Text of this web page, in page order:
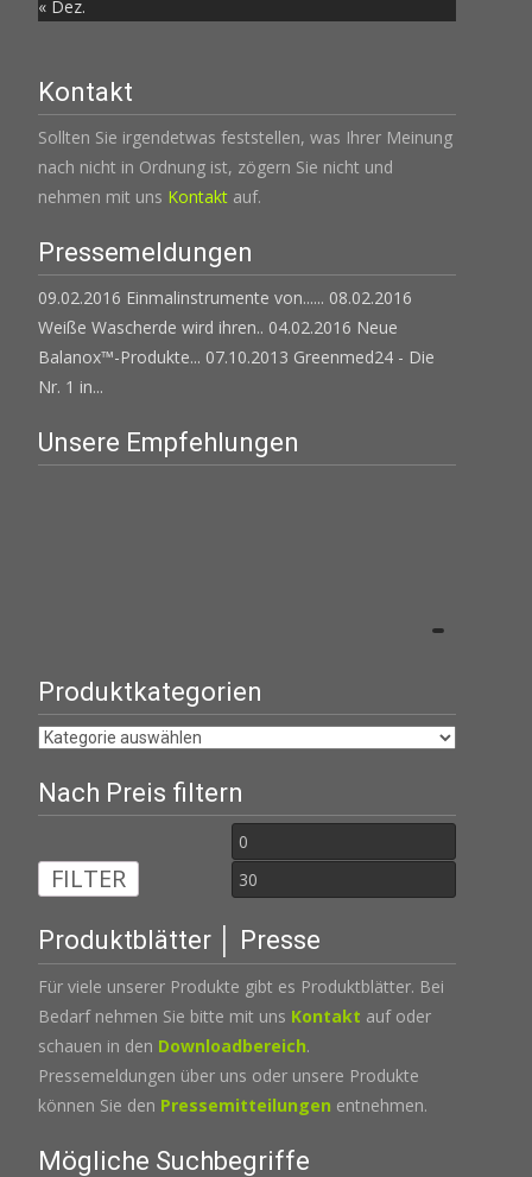
« Dez.
Kontakt
Sollten Sie irgendetwas feststellen, was Ihrer Meinung
nach nicht in Ordnung ist, zögern Sie nicht und
nehmen mit uns Kontakt auf.
Pressemeldungen
09.02.2016 Einmalinstrumente von...... 08.02.2016
Weiße Wascherde wird ihren.. 04.02.2016 Neue
Balanox™-Produkte... 07.10.2013 Greenmed24 - Die
Nr. 1 in...
Unsere Empfehlungen
Produktkategorien
Nach Preis filtern
Min.
Preis
FILTER
Produktblätter │ Presse
Für viele unserer Produkte gibt es Produktblätter. Bei
Bedarf nehmen Sie bitte mit uns Kontakt auf oder
schauen in den Downloadbereich.
Pressemeldungen über uns oder unsere Produkte
können Sie den Pressemitteilungen entnehmen.
Mögliche Suchbegriffe